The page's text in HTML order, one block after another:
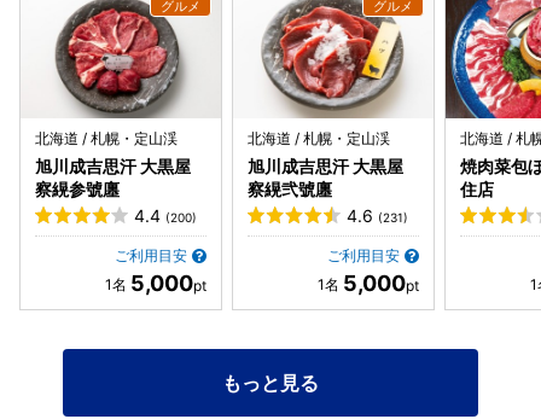
北海道 / 札幌・定山渓
旭川成吉思汗 大黒屋
察縨参號廛
4.4 (200)
ご利用目安
5,000
北海道 / 札幌・定山渓
旭川成吉思汗 大黒屋
察縨弐號廛
4.6 (231)
ご利用目安
5,000
北海道 / 札
焼肉菜包
住店
もっと見る